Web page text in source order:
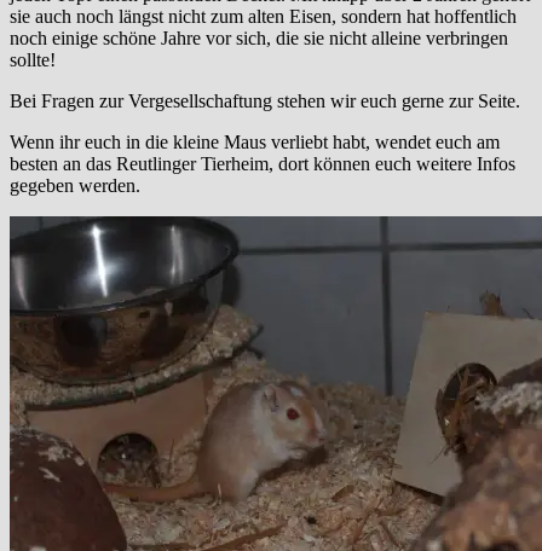
sie auch noch längst nicht zum alten Eisen, sondern hat hoffentlich
noch einige schöne Jahre vor sich, die sie nicht alleine verbringen
sollte!
Bei Fragen zur Vergesellschaftung stehen wir euch gerne zur Seite.
Wenn ihr euch in die kleine Maus verliebt habt, wendet euch am
besten an das Reutlinger Tierheim, dort können euch weitere Infos
gegeben werden.